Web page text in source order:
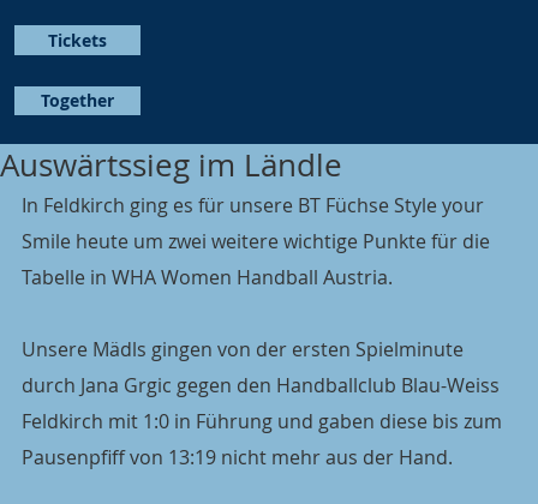
Together
Tickets
Auswärtssieg im Ländle
In Feldkirch ging es für unsere BT Füchse Style your
Smile heute um zwei weitere wichtige Punkte für die
Tabelle in WHA Women Handball Austria.
Unsere Mädls gingen von der ersten Spielminute
durch Jana Grgic gegen den Handballclub Blau-Weiss
Feldkirch mit 1:0 in Führung und gaben diese bis zum
Pausenpfiff von 13:19 nicht mehr aus der Hand.